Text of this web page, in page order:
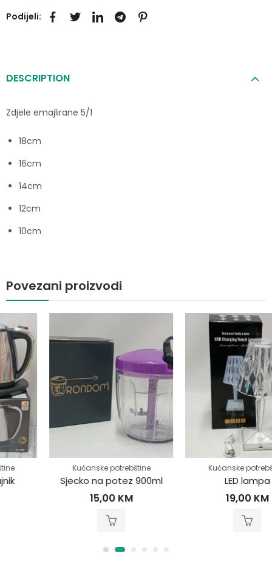
Podijeli:
DESCRIPTION
Zdjele emajlirane 5/1
18cm
16cm
14cm
12cm
10cm
Povezani proizvodi
Kućanske potrebštine
Sjecko na potez 900ml
KM
Kućanske potrebštine
LED lampa
KM